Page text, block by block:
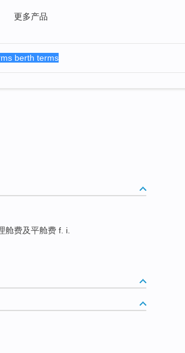
更多产品
舱费及平舱费 f. i.